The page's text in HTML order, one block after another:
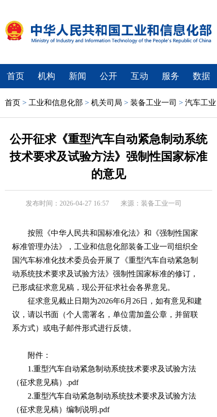
首页 机构 新闻 公开 互动 服务 数据
首页 > 工业和信息化部 > 机关司局 > 装备工业一司 > 汽车工业
公开征求《重型汽车自动紧急制动系统
技术要求及试验方法》强制性国家标准
的意见
发布时间：2026-04-27 16:57 来源：装备工业一司
按照《中华人民共和国标准化法》和《强制性国家
标准管理办法》，工业和信息化部装备工业一司组织全
国汽车标准化技术委员会开展了《重型汽车自动紧急制
动系统技术要求及试验方法》强制性国家标准的修订，
已形成征求意见稿，现公开征求社会各界意见。
征求意见截止日期为2026年6月26日，如有意见和建
议，请以书面（个人需署名，单位需加盖公章，并留联
系方式）或电子邮件形式进行反馈。
附件：
1.重型汽车自动紧急制动系统技术要求及试验方法
（征求意见稿）.pdf
2.重型汽车自动紧急制动系统技术要求及试验方法
（征求意见稿）编制说明.pdf